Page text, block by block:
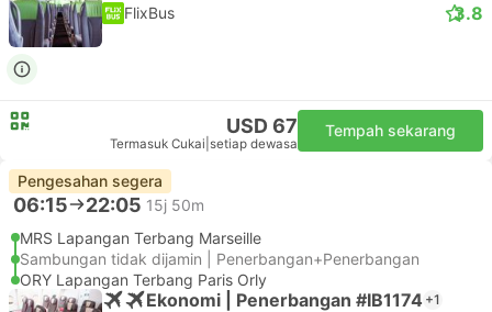
FlixBus 3.8
USD 67
Termasuk Cukai setiap dewasa
Tempah sekarang
Pengesahan segera
06:15 22:05 15j 50m
MRS Lapangan Terbang Marseille
Sambungan tidak dijamin | Penerbangan+Penerbangan
ORY Lapangan Terbang Paris Orly
Ekonomi | Penerbangan #IB1174 +1